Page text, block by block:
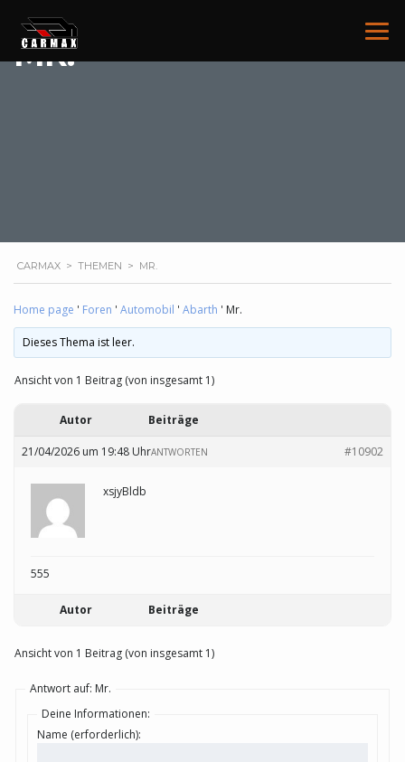
MR.
CARMAX > THEMEN > MR.
Home page ' Foren ' Automobil ' Abarth ' Mr.
Dieses Thema ist leer.
Ansicht von 1 Beitrag (von insgesamt 1)
Autor Beiträge
21/04/2026 um 19:48 Uhr #10902
ANTWORTEN
xsjyBldb
555
Autor Beiträge
Ansicht von 1 Beitrag (von insgesamt 1)
Antwort auf: Mr.
Deine Informationen:
Name (erforderlich):